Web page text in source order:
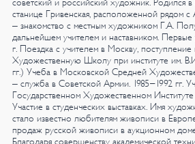
советский и российский художник. Родился
станице Гривенская, расположенной рядом с
– знакомство с местным художником Г.А.
дальнейшем учителем и наставником. Первые
г. Поездка с учителем в Москву,
Художественную Школу при институте им.
гг.) Учеба в Московской Средней
– служба в Советской Армии. 1985-1992 гг.
Государственном Художественном
Участие в студенческих выставках. Имя
стало известно любителям живописи в
продаж русской живописи в аукционном
Благодаря совершенству академической